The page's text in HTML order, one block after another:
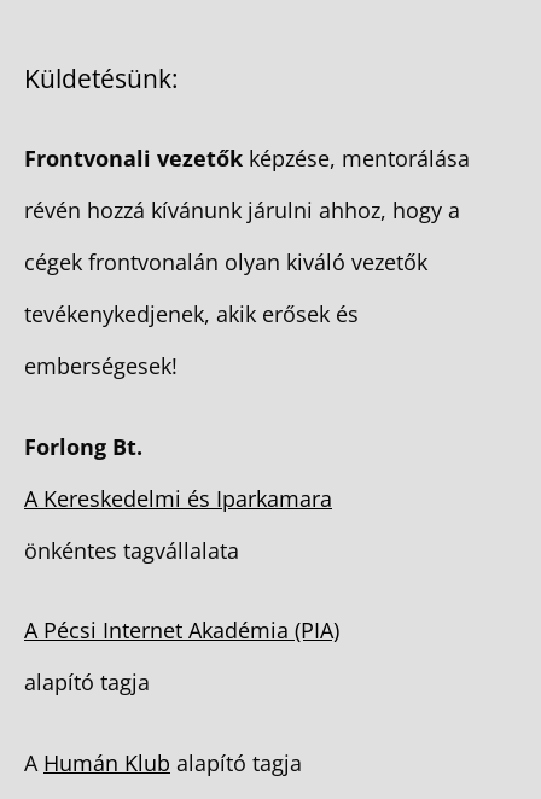
Küldetésünk:
Frontvonali vezetők képzése, mentorálása
révén hozzá kívánunk járulni ahhoz, hogy a
cégek frontvonalán olyan kiváló vezetők
tevékenykedjenek, akik erősek és
emberségesek!
Forlong Bt.
A Kereskedelmi és Iparkamara
önkéntes tagvállalata
A Pécsi Internet Akadémia (PIA)
alapító tagja
A Humán Klub alapító tagja